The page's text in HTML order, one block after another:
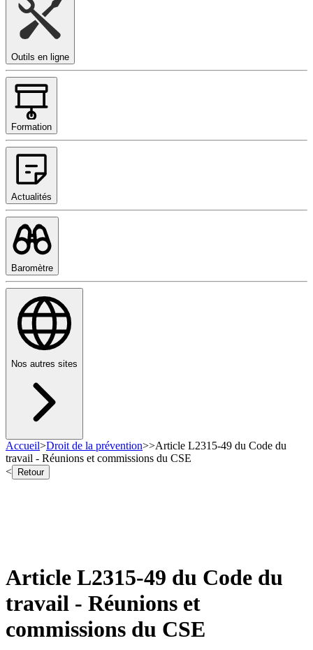
Outils en ligne
Formation
Actualités
Baromètre
Nos autres sites
Accueil>Droit de la prévention>>Article L2315-49 du Code du
travail - Réunions et commissions du CSE
<
Retour
Article L2315-49 du Code du
travail - Réunions et
commissions du CSE